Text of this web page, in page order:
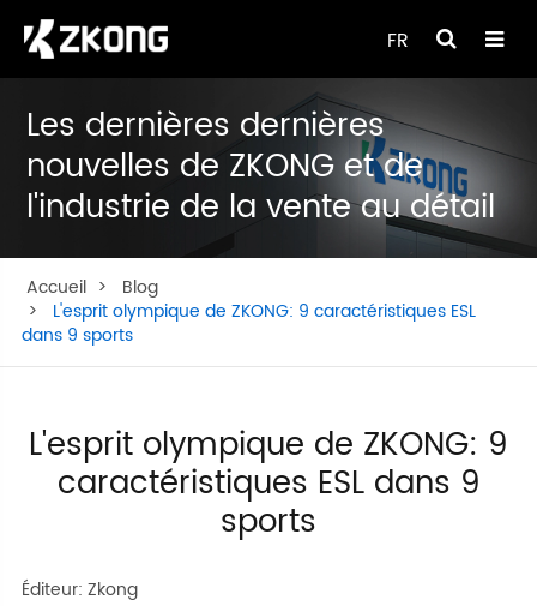
FR
Les dernières dernières
nouvelles de ZKONG et de
l'industrie de la vente au détail
Accueil
Blog
L'esprit olympique de ZKONG: 9 caractéristiques ESL
dans 9 sports
L'esprit olympique de ZKONG: 9
caractéristiques ESL dans 9
sports
Éditeur: Zkong